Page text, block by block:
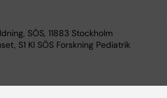
SÖS, 11883 Stockholm
S1 KI SÖS Forskning Pediatrik